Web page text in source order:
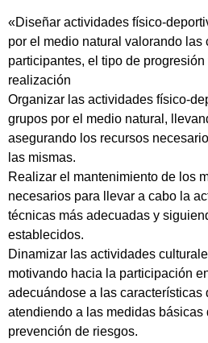
«Diseñar actividades físico-
por el medio natural valorando las
participantes, el tipo de
realización
Organizar las actividades físico-
grupos por el medio natural,
asegurando los recursos
las mismas.
Realizar el mantenimiento de los
necesarios para llevar a cabo la
técnicas más adecuadas y
establecidos.
Dinamizar las actividades
motivando hacia la participación
adecuándose a las características
atendiendo a las medidas básicas
prevención de riesgos.